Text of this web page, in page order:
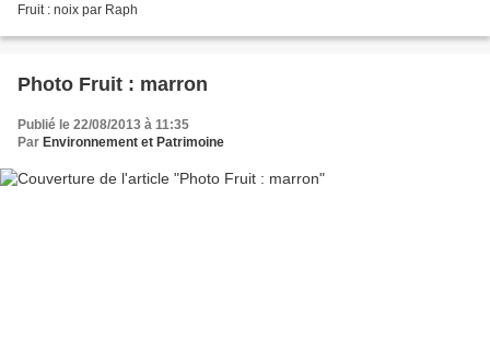
Fruit : noix par Raph
Photo Fruit : marron
Publié le 22/08/2013 à 11:35
Par Environnement et Patrimoine